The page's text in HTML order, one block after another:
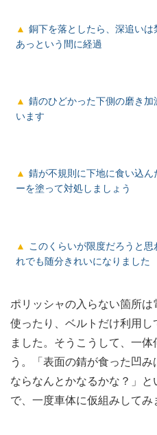
銅下を落としたら、深追い
あっという間に経過
錆のひどかった下側の磨き
います
錆が不規則に下地に食い込
ーを塗って対処しましょう
このくらいが限度だろうと
れでも随分きれいになりました
ポリッシャの入らない箇所
使ったり、ベルトだけ利用
ました。そうこうして、一
う。「表面の錆が食った凹
ならなんとかなるかな？」
で、一度車体に仮組みしてみ